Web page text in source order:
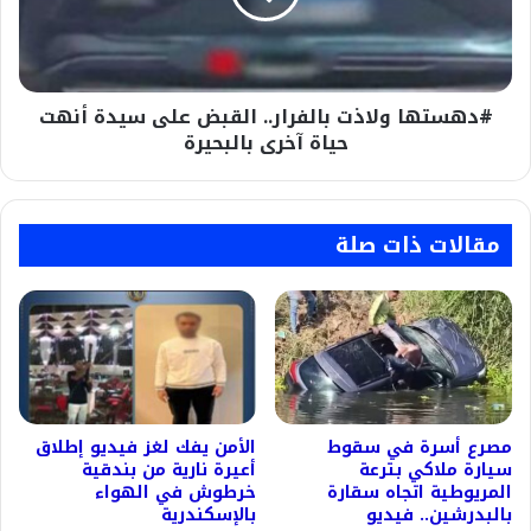
أنهت
حياة
آخرى
بالبحيرة
#دهستها ولاذت بالفرار.. القبض على سيدة أنهت
حياة آخرى بالبحيرة
مقالات ذات صلة
مصرع أسرة في سقوط
سيارة ملاكي بترعة
المريوطية اتجاه سقارة
بالبدرشين.. فيديو
الأمن يفك لغز فيديو إطلاق
أعيرة نارية من بندقية
خرطوش في الهواء
بالإسكندرية